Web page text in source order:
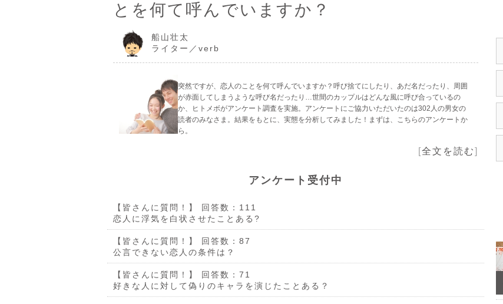
とを何て呼んでいますか？
船山壮太
ライター／verb
突然ですが、恋人のことを何て呼んでいますか？呼び捨てにしたり、あだ名だったり、周囲
が赤面してしまうような呼び名だったり…世間のカップルはどんな風に呼び合っているの
か、ヒトメボがアンケート調査を実施。アンケートにご協力いただいたのは302人の男女の
読者のみなさま。結果をもとに、実態を分析してみました！まずは、こちらのアンケートか
ら。
[全文を読む]
アンケート受付中
【皆さんに質問！】
回答数：111
恋人に浮気を白状させたことある?
【皆さんに質問！】
回答数：87
公言できない恋人の条件は？
【皆さんに質問！】
回答数：71
好きな人に対して偽りのキャラを演じたことある？